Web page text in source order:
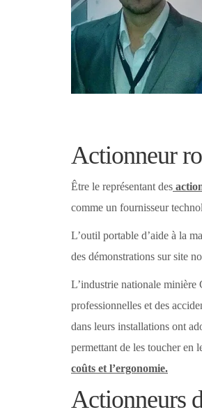
Actionneur
Être le représentant des
comme un fournisseur
L’outil portable d’aide à la
des démonstrations sur site
L’industrie nationale minière
professionnelles et des
dans leurs installations ont
permettant de les toucher en
coûts et l’ergonomie.
Actionneurs